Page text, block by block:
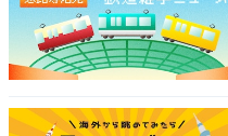
マ『ひとつ屋根の下』（
気作品となりました。そ
オパーソナリティなど、
せています。